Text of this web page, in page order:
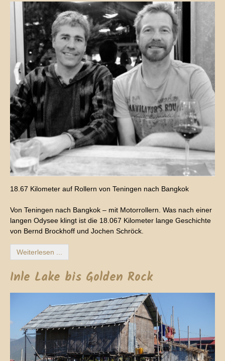
18.67 Kilometer auf Rollern von Teningen nach Bangkok
Von Teningen nach Bangkok – mit Motorrollern. Was nach einer
langen Odysee klingt ist die 18.067 Kilometer lange Geschichte
von Bernd Brockhoff und Jochen Schröck.
Weiterlesen ...
Inle Lake bis Golden Rock